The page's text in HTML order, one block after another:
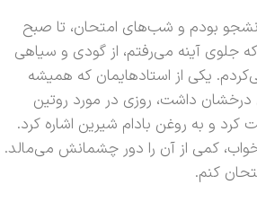
بودم و شب‌های امتحان، تا صبح
جلوی آینه می‌رفتم، از گودی و سیاهی
یکی از استادهایمان که همیشه
داشت، روزی در مورد روتین
و به روغن بادام شیرین اشاره کرد.
کمی از آن را دور چشمانش می‌مالد.
کنم.